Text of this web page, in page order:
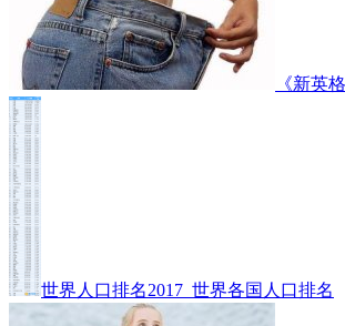
《新英
世界人口排名2017_世界各国人口排名